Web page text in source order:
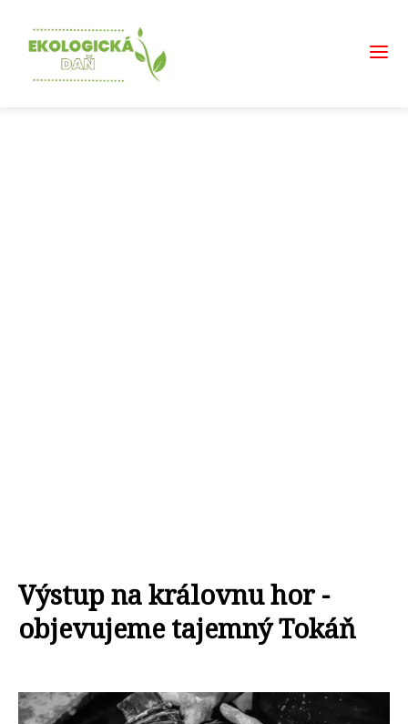
Výstup na královnu hor -
objevujeme tajemný Tokáň